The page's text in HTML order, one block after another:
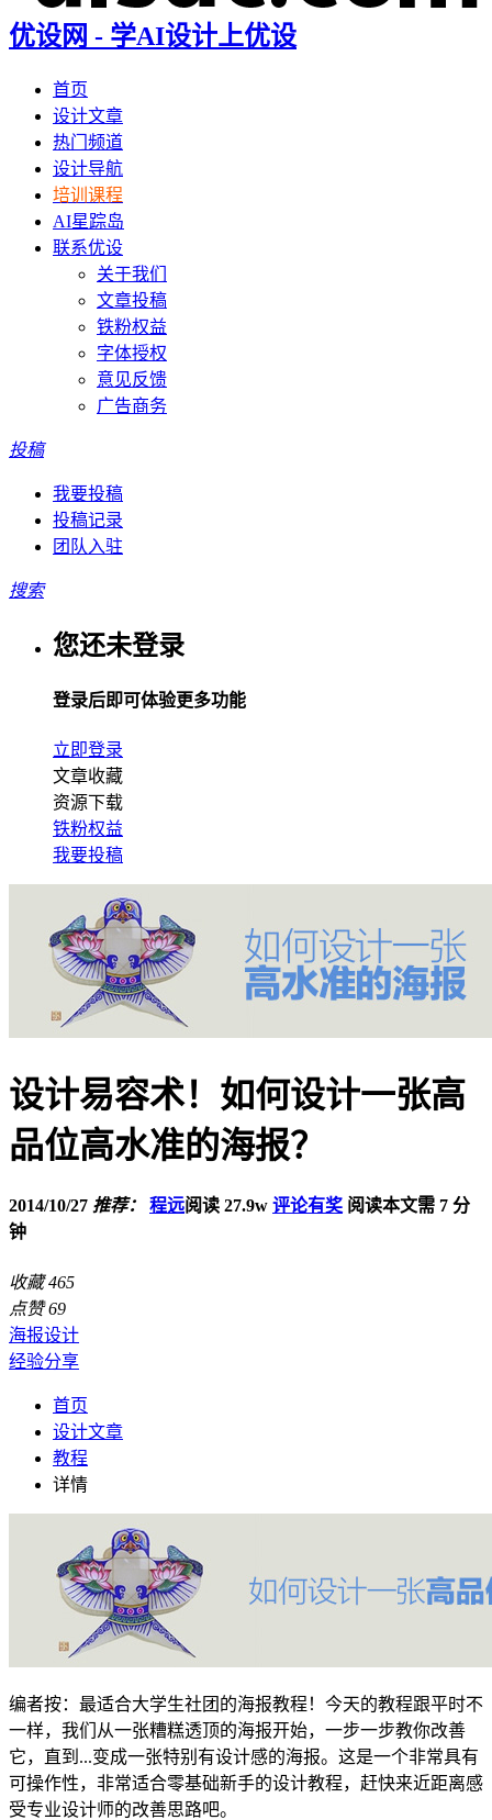
优设网 - 学AI设计上优设
首页
设计文章
热门频道
设计导航
培训课程
AI星踪岛
联系优设
关于我们
文章投稿
铁粉权益
字体授权
意见反馈
广告商务
投稿
我要投稿
投稿记录
团队入驻
搜索
您还未登录
登录后即可体验更多功能
立即登录
文章收藏
资源下载
铁粉权益
我要投稿
设计易容术！如何设计一张高
品位高水准的海报？
2014/10/27 推荐： 程远阅读 27.9w 评论有奖 阅读本文需 7 分
钟
收藏 465
点赞 69
海报设计
经验分享
首页
设计文章
教程
详情
编者按：最适合大学生社团的海报教程！今天的教程跟平时不
一样，我们从一张糟糕透顶的海报开始，一步一步教你改善
它，直到...变成一张特别有设计感的海报。这是一个非常具有
可操作性，非常适合零基础新手的设计教程，赶快来近距离感
受专业设计师的改善思路吧。